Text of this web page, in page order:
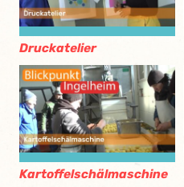
Druckatelier
Kartoffelschälmaschine